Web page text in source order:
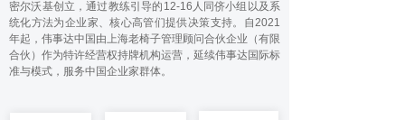
密尔沃基创立，通过教练引导的12-16人同侪小组以及系
统化方法为企业家、核心高管们提供决策支持。自2021
年起，伟事达中国由上海老椅子管理顾问合伙企业（有限
合伙）作为特许经营权持牌机构运营，延续伟事达国际标
准与模式，服务中国企业家群体。